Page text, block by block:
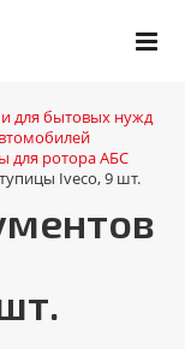
для бытовых нужд
для ротора АБС
Iveco, 9 шт.